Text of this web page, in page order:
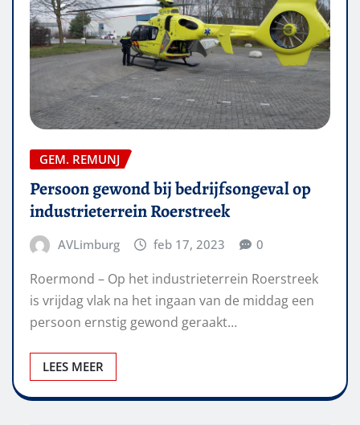
GEM. REMUNJ
Persoon gewond bij bedrijfsongeval op
industrieterrein Roerstreek
AVLimburg feb 17, 2023 0
Roermond – Op het industrieterrein Roerstreek
is vrijdag vlak na het ingaan van de middag een
persoon ernstig gewond geraakt…
LEES MEER